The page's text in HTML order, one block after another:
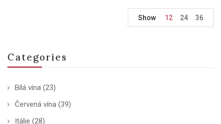
Categories
Bílá vína (23)
Červená vína (39)
Itálie (28)
Show 12 24 36